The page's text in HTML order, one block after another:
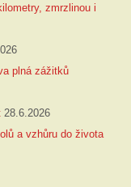
zmrzlinou i
plná zážitků
28.6.2026
a vzhůru do života